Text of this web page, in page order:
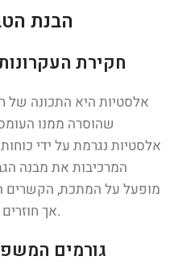
הבנת
חקירת
אלסטיות היא התכונה של
שהוסרה ממנו
אלסטיות נגרמת על ידי
המרכיבות את מבנה
מופעל על המתכת, הקשרים
אך חוזרים למצבם המקורי כאשר הכוח מוסר.
גורמים